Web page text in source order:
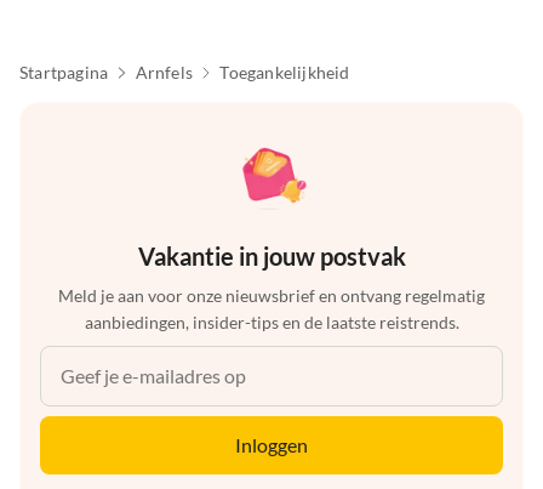
Startpagina Arnfels Toegankelijkheid
Vakantie in jouw postvak
Meld je aan voor onze nieuwsbrief en ontvang regelmatig
aanbiedingen, insider-tips en de laatste reistrends.
Inloggen